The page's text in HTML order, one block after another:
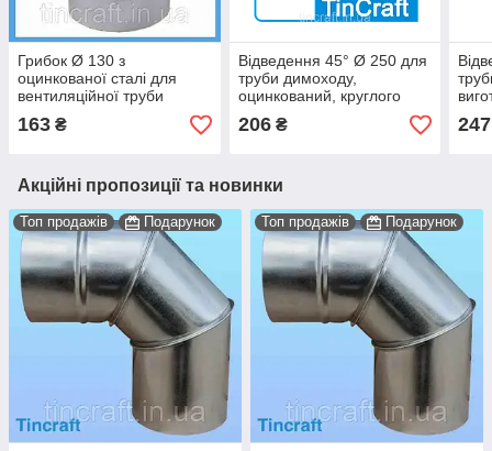
Грибок Ø 130 з
оцинкованої сталі для
вентиляційної труби
Товщина цинку 0,4 мм
163 ₴
Відведення 45° Ø 250 для
труби димоходу,
оцинкований, круглого
цинку 0,4 мм.
206₴ 247
Акційні пропозиції та новинки
Топ продажів Подарунок Топ продажів Подарунок